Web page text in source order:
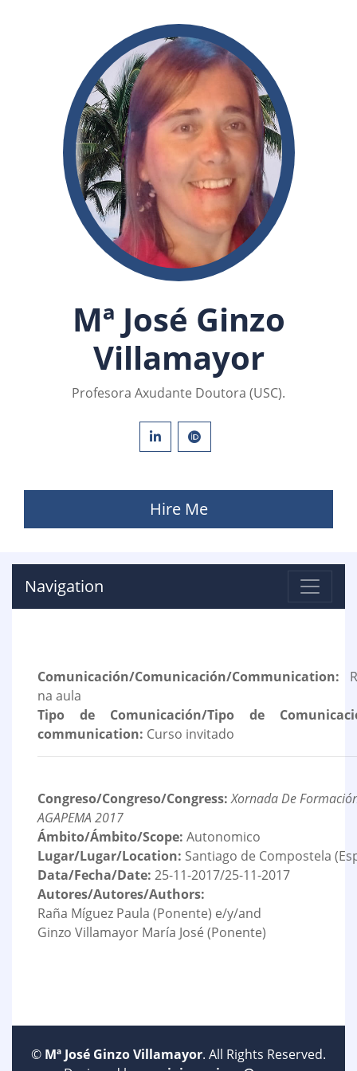
Mª José Ginzo
Villamayor
Profesora Axudante Doutora (USC).
Hire Me
Navigation
Comunicación/Comunicación/Communication:
na aula
Tipo de Comunicación/Tipo de
communication: Curso invitado
Congreso/Congreso/Congress: Xornada De
AGAPEMA 2017
Ámbito/Ámbito/Scope: Autonomico
Lugar/Lugar/Location: Santiago de Compostela
Data/Fecha/Date: 25-11-2017/25-11-2017
Autores/Autores/Authors:
Raña Míguez Paula (Ponente) e/y/and
Ginzo Villamayor María José (Ponente)
© Mª José Ginzo Villamayor. All Rights Reserved.